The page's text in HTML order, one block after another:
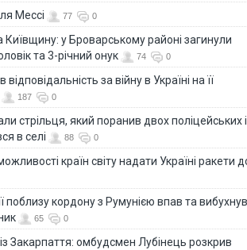
Мессі 77 0
Київщину: у Броварському районі загинули
та 3-річний онук
74 0
за війну в Україні на її
187 0
стрільця, який поранив двох поліцейських і
в селі
88 0
країн світу надати Україні ракети
поблизу кордону з Румунією впав та вибухнув
65 0
Закарпаття: омбудсмен Лубінець розкрив